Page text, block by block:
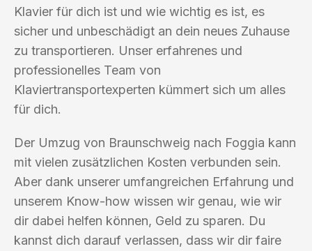
Klavier für dich ist und wie wichtig es ist, es
sicher und unbeschädigt an dein neues Zuhause
zu transportieren. Unser erfahrenes und
professionelles Team von
Klaviertransportexperten kümmert sich um alles
für dich.
Der Umzug von Braunschweig nach Foggia kann
mit vielen zusätzlichen Kosten verbunden sein.
Aber dank unserer umfangreichen Erfahrung und
unserem Know-how wissen wir genau, wie wir
dir dabei helfen können, Geld zu sparen. Du
kannst dich darauf verlassen, dass wir dir faire